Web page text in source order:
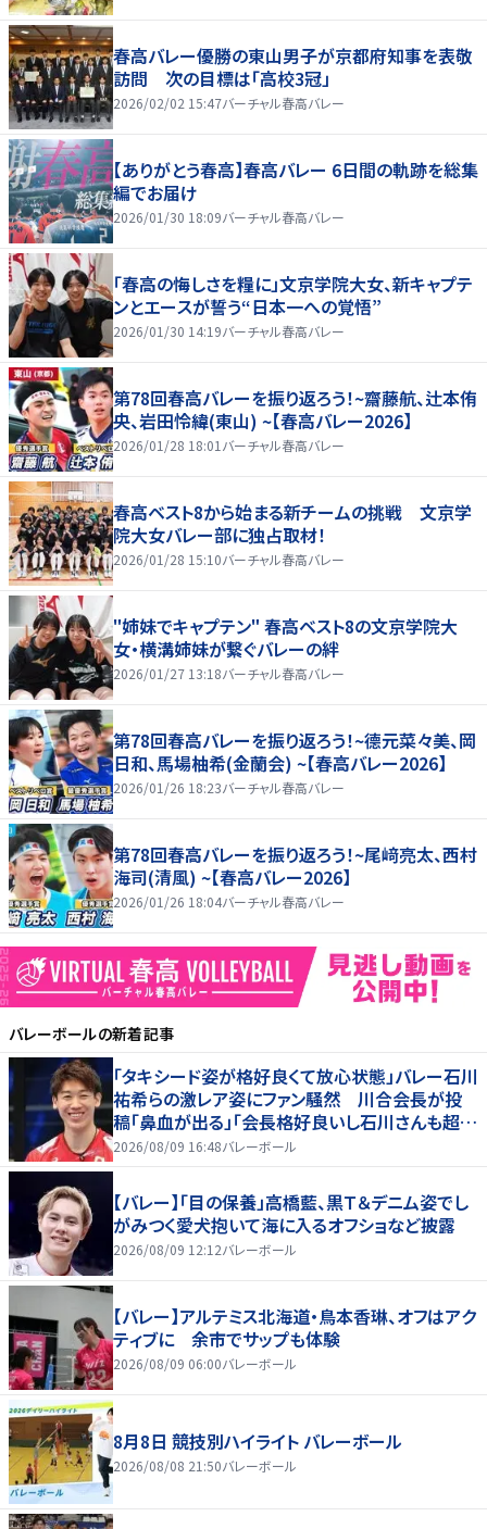
春高バレー優勝の東山男子が京都府知事を表敬
訪問 次の目標は「高校3冠」
2026/02/02 15:47バーチャル春高バレー
【ありがとう春高】春高バレー 6日間の軌跡を総集
編でお届け
2026/01/30 18:09バーチャル春高バレー
「春高の悔しさを糧に」文京学院大女、新キャプテ
ンとエースが誓う“日本一への覚悟”
2026/01/30 14:19バーチャル春高バレー
第78回春高バレーを振り返ろう！~齋藤航、辻本侑
央、岩田怜緯(東山) ~【春高バレー2026】
2026/01/28 18:01 バーチャル春高バレー
春高ベスト8から始まる新チームの挑戦 文京学
院大女バレー部に独占取材！
2026/01/28 15:10バーチャル春高バレー
"姉妹でキャプテン" 春高ベスト8の文京学院大
女・横溝姉妹が繋ぐバレーの絆
2026/01/27 13:18バーチャル春高バレー
第78回春高バレーを振り返ろう！~德元菜々美、岡
日和、馬場柚希(金蘭会) ~【春高バレー2026】
2026/01/26 18:23バーチャル春高バレー
第78回春高バレーを振り返ろう！~尾﨑亮太、西村
海司(清風) ~【春高バレー2026】
2026/01/26 18:04バーチャル春高バレー
バレーボールの新着記事
「タキシード姿が格好良くて放心状態」バレー石川
祐希らの激レア姿にファン騒然 川合会長が投
稿「鼻血が出る」「会長格好良いし石川さんも超格
好いい」
2026/08/09 16:48バレーボール
【バレー】「目の保養」高橋藍、黒Ｔ＆デニム姿でし
がみつく愛犬抱いて海に入るオフショなど披露
2026/08/09 12:12バレーボール
【バレー】アルテミス北海道・鳥本香琳、オフはアク
ティブに 余市でサップも体験
2026/08/09 06:00バレーボール
8月8日 競技別ハイライト バレーボール
2026/08/08 21:50バレーボール